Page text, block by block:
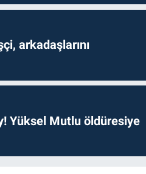
arkadaşlarını
Yüksel Mutlu öldüresiye